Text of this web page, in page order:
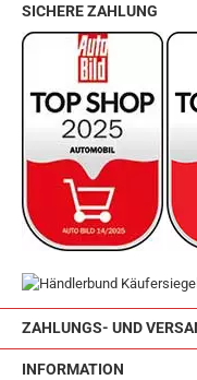
ZAHLUNGS- UND
INFORMATION
SICHERE ZAHLUNG